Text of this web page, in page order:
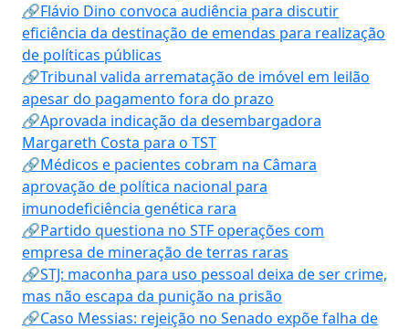
🔗Flávio Dino convoca audiência para discutir
eficiência da destinação de emendas para realização
de políticas públicas
🔗Tribunal valida arrematação de imóvel em leilão
apesar do pagamento fora do prazo
🔗Aprovada indicação da desembargadora
Margareth Costa para o TST
🔗Médicos e pacientes cobram na Câmara
aprovação de política nacional para
imunodeficiência genética rara
🔗Partido questiona no STF operações com
empresa de mineração de terras raras
🔗STJ: maconha para uso pessoal deixa de ser crime,
mas não escapa da punição na prisão
🔗Caso Messias: rejeição no Senado expõe falha de